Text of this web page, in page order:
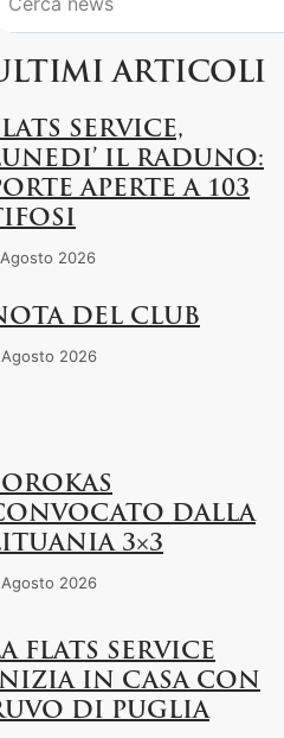
ARTICOLI
SERVICE,
IL RADUNO:
APERTE A 103
2026
DEL CLUB
2026
DALLA
3×3
2026
FLATS SERVICE
IN CASA CON
DI PUGLIA